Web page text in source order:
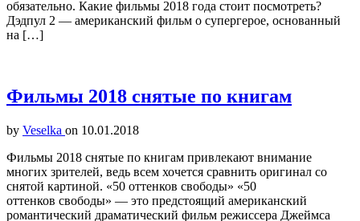
обязательно. Какие фильмы 2018 года стоит посмотреть?
Дэдпул 2 — американский фильм о супергерое, основанный
на […]
Фильмы 2018 снятые по книгам
by Veselka on 10.01.2018
Фильмы 2018 снятые по книгам привлекают внимание
многих зрителей, ведь всем хочется сравнить оригинал со
снятой картиной. «50 оттенков свободы» «50
оттенков свободы» — это предстоящий американский
романтический драматический фильм режиссера Джеймса